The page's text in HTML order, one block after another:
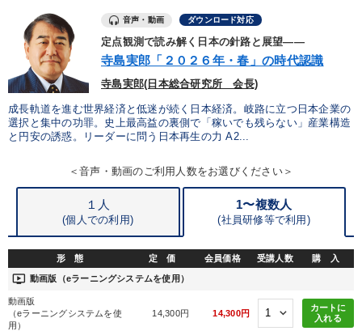
カテゴリー
優秀各社の智恵と戦略
若手異才経営者の発想 専門家のアドバイス
リーダーの器量を学ぶ
テーマ
【5月】音声・映像 最新技術・トレンド
大竹愼一書籍
「利上げ時代の最新・銀行対策」＋「不動産市況予測」＋「市場
予測と株式投資」最新刊
音声・動画 ダウンロード対応
定点観測で読み解く日本の針路と展望――
寺島実郎「２０２６年・春」の時代認識
寺島実郎(日本総合研究所 会長)
成長軌道を進む世界経済と低迷が続く日本経済。岐路に立つ日本企業の
選択と集中の功罪。史上最高益の裏側で「稼いでも残らない」産業構造
と円安の誘惑。リーダーに問う日本再生の力 A2...
＜音声・動画のご利用人数をお選びください＞
１人
(個人での利用)
1〜複数人
(社員研修等で利用)
形 態 定 価 会員価格 受講人数 購 入
ondemand_video 動画版（eラーニングシステムを使用）
動画版
（eラーニングシステムを使
用）
14,300円 14,300円
カートに
入れる